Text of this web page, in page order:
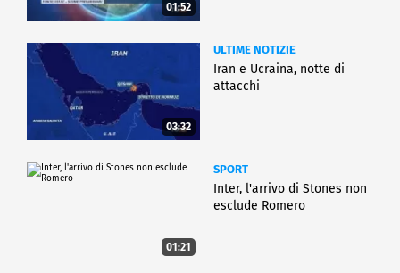
01:52
03:32
ULTIME NOTIZIE
Iran e Ucraina, notte di
attacchi
01:21
SPORT
Inter, l'arrivo di Stones non
esclude Romero